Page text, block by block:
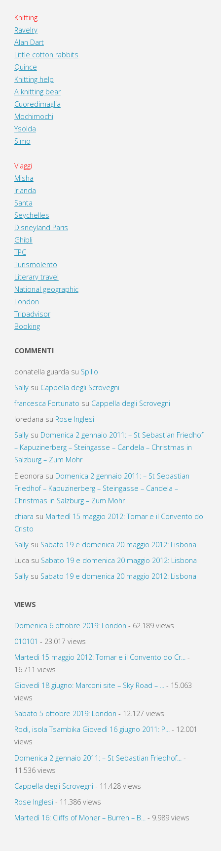
Knitting
Ravelry
Alan Dart
Little cotton rabbits
Quince
Knitting help
A knitting bear
Cuoredimaglia
Mochimochi
Ysolda
Simo
Viaggi
Misha
Irlanda
Santa
Seychelles
Disneyland Paris
Ghibli
TPC
Turismolento
Literary travel
National geographic
London
Tripadvisor
Booking
COMMENTI
donatella guarda su Spillo
Sallysu Cappella degli Scrovegni
francesca Fortunato su Cappella degli Scrovegni
loredana su Rose Inglesi
Sallysu Domenica 2 gennaio 2011: – St Sebastian Friedhof
– Kapuzinerberg – Steingasse – Candela – Christmas in
Salzburg – Zum Mohr
Eleonora su Domenica 2 gennaio 2011: – St Sebastian
Friedhof – Kapuzinerberg – Steingasse – Candela –
Christmas in Salzburg – Zum Mohr
chiara su Martedì 15 maggio 2012: Tomar e il Convento do
Cristo
Sallysu Sabato 19 e domenica 20 maggio 2012: Lisbona
Luca su Sabato 19 e domenica 20 maggio 2012: Lisbona
Sallysu Sabato 19 e domenica 20 maggio 2012: Lisbona
VIEWS
Domenica 6 ottobre 2019: London - 62.189 views
010101 - 23.017 views
Martedì 15 maggio 2012: Tomar e il Convento do Cr...-
16.711 views
Giovedì 18 giugno: Marconi site – Sky Road – ...- 15.063
views
Sabato 5 ottobre 2019: London - 12.127 views
Rodi, isola Tsambika Giovedì 16 giugno 2011: P...- 12.001
views
Domenica 2 gennaio 2011: – St Sebastian Friedhof...
-
11.536 views
Cappella degli Scrovegni - 11.428 views
Rose Inglesi - 11.386 views
Martedì 16: Cliffs of Moher – Burren – B...- 9.989 views